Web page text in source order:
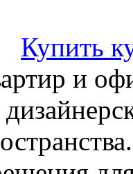
Купить
и